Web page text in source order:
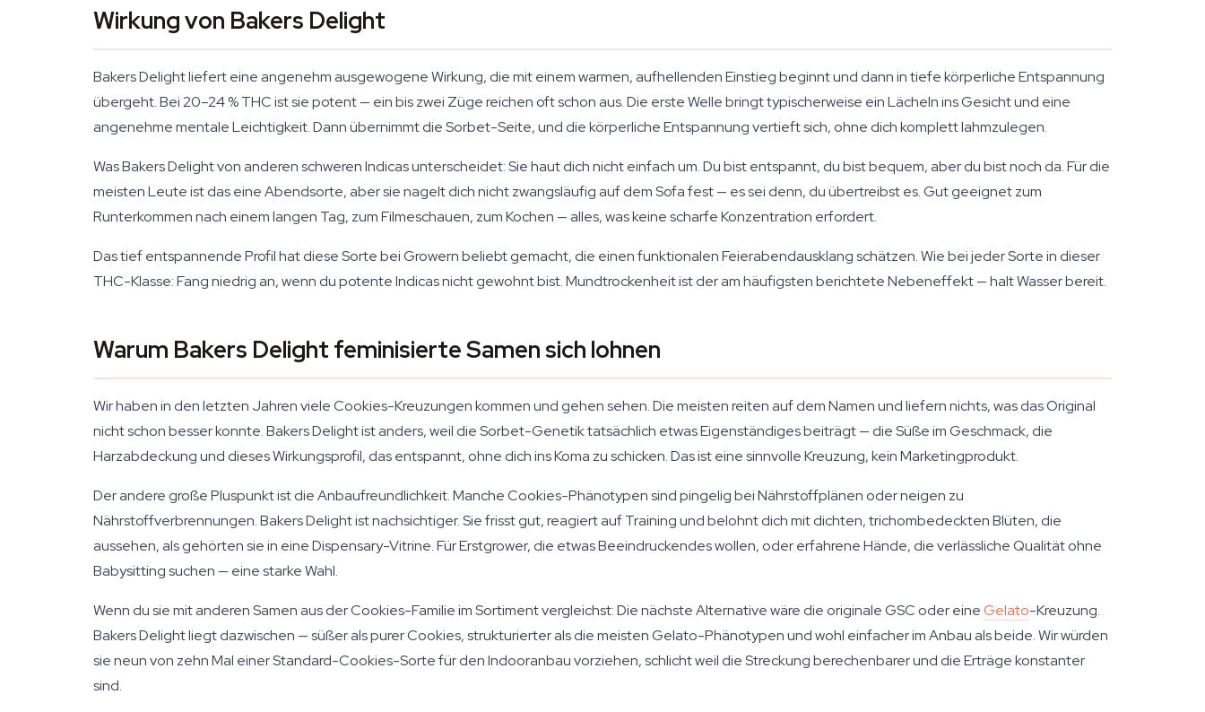
Wirkung von Bakers Delight
Bakers Delight liefert eine angenehm ausgewogene Wirkung, die mit einem warmen, aufhellenden Einstieg beginnt und dann in tiefe körperliche Entspannung
übergeht. Bei 20–24 % THC ist sie potent — ein bis zwei Züge reichen oft schon aus. Die erste Welle bringt typischerweise ein Lächeln ins Gesicht und eine
angenehme mentale Leichtigkeit. Dann übernimmt die Sorbet-Seite, und die körperliche Entspannung vertieft sich, ohne dich komplett lahmzulegen.
Was Bakers Delight von anderen schweren Indicas unterscheidet: Sie haut dich nicht einfach um. Du bist entspannt, du bist bequem, aber du bist noch da. Für die
meisten Leute ist das eine Abendsorte, aber sie nagelt dich nicht zwangsläufig auf dem Sofa fest — es sei denn, du übertreibst es. Gut geeignet zum
Runterkommen nach einem langen Tag, zum Filmeschauen, zum Kochen — alles, was keine scharfe Konzentration erfordert.
Das tief entspannende Profil hat diese Sorte bei Growern beliebt gemacht, die einen funktionalen Feierabendausklang schätzen. Wie bei jeder Sorte in dieser
THC-Klasse: Fang niedrig an, wenn du potente Indicas nicht gewohnt bist. Mundtrockenheit ist der am häufigsten berichtete Nebeneffekt — halt Wasser bereit.
Warum Bakers Delight feminisierte Samen sich lohnen
Wir haben in den letzten Jahren viele Cookies-Kreuzungen kommen und gehen sehen. Die meisten reiten auf dem Namen und liefern nichts, was das Original
nicht schon besser konnte. Bakers Delight ist anders, weil die Sorbet-Genetik tatsächlich etwas Eigenständiges beiträgt — die Süße im Geschmack, die
Harzabdeckung und dieses Wirkungsprofil, das entspannt, ohne dich ins Koma zu schicken. Das ist eine sinnvolle Kreuzung, kein Marketingprodukt.
Der andere große Pluspunkt ist die Anbaufreundlichkeit. Manche Cookies-Phänotypen sind pingelig bei Nährstoffplänen oder neigen zu
Nährstoffverbrennungen. Bakers Delight ist nachsichtiger. Sie frisst gut, reagiert auf Training und belohnt dich mit dichten, trichombedeckten Blüten, die
aussehen, als gehörten sie in eine Dispensary-Vitrine. Für Erstgrower, die etwas Beeindruckendes wollen, oder erfahrene Hände, die verlässliche Qualität ohne
Babysitting suchen — eine starke Wahl.
Wenn du sie mit anderen Samen aus der Cookies-Familie im Sortiment vergleichst: Die nächste Alternative wäre die originale GSC oder eineGelato-Kreuzung.
Bakers Delight liegt dazwischen — süßer als purer Cookies, strukturierter als die meisten Gelato-Phänotypen und wohl einfacher im Anbau als beide. Wir würden
sie neun von zehn Mal einer Standard-Cookies-Sorte für den Indooranbau vorziehen, schlicht weil die Streckung berechenbarer und die Erträge konstanter
sind.